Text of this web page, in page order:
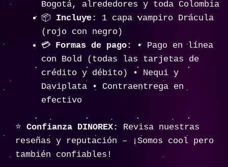
Bogotá, alrededores y toda Colombia
📦 Incluye:
1 capa vampiro Drácula
(rojo con negro)
💳 Formas de pago:
• Pago en línea
con Bold (todas las tarjetas de
crédito y débito) • Nequi y
Daviplata • Contraentrega en
efectivo
⭐ Confianza DINOREX:
Revisa nuestras
reseñas y reputación – ¡Somos cool pero
también confiables!